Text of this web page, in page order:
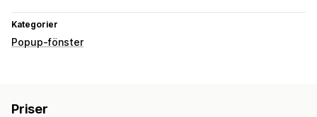
Kategorier
Popup-fönster
Priser